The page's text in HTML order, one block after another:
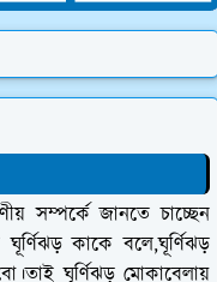
সম্পর্কে জানতে চাচ্ছেন
কাকে বলে,ঘূর্ণিঝড়
ঘূর্ণিঝড় মোকাবেলায়